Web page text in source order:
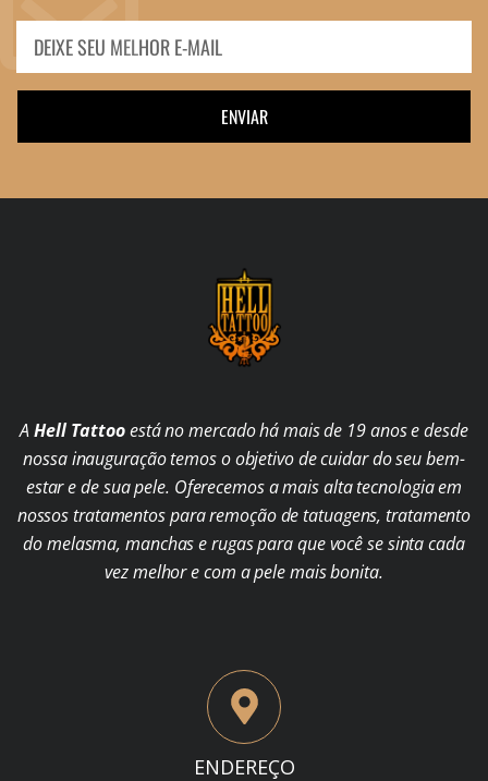
ENVIAR
AHell Tattooestá no mercado há mais de 19 anos e desde
nossa inauguração temos o objetivo de cuidar do seu bem-
estar e de sua pele. Oferecemos a mais alta tecnologia em
nossos tratamentos para remoção de tatuagens, tratamento
do melasma, manchas e rugas para que você se sinta cada
vez melhor e com a pele mais bonita.
ENDEREÇO